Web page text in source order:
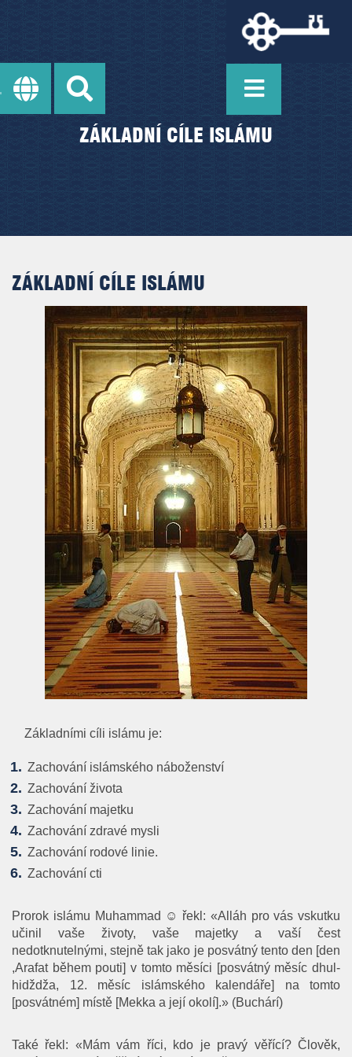
ZÁKLADNÍ CÍLE ISLÁMU
ZÁKLADNÍ CÍLE ISLÁMU
Základními cíli islámu je:
Zachování islámského náboženství
Zachování života
Zachování majetku
Zachování zdravé mysli
Zachování rodové linie.
Zachování cti
Prorok islámu Muhammad ☺ řekl: «Alláh pro vás vskutku
učinil vaše životy, vaše majetky a vaší čest
nedotknutelnými, stejně tak jako je posvátný tento den [den
,Arafat během pouti] v tomto měsíci [posvátný měsíc dhul-
hidždža, 12. měsíc islámského kalendáře] na tomto
[posvátném] místě [Mekka a její okolí].» (Buchárí)
Také řekl: «Mám vám říci, kdo je pravý věřící? Člověk,